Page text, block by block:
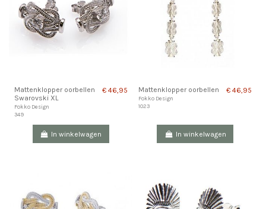
Mattenklopper oorbellen
Swarovski XL
Fokko Design
349
€ 46,95
In winkelwagen
Mattenklopper oorbellen
Fokko Design
1023
€ 46,95
In winkelwagen